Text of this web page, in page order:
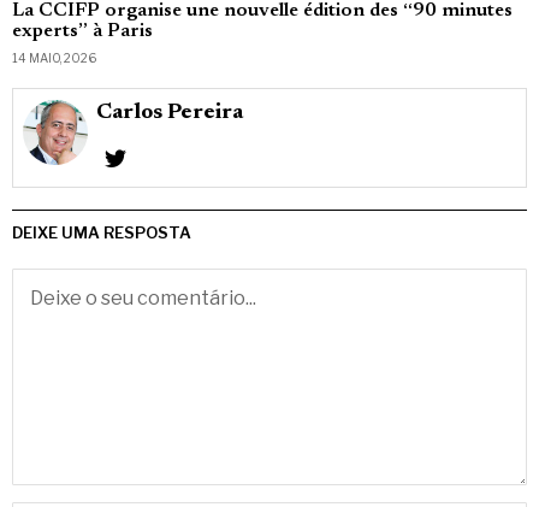
La CCIFP organise une nouvelle édition des “90 minutes
experts” à Paris
14 MAIO, 2026
Carlos Pereira
DEIXE UMA RESPOSTA